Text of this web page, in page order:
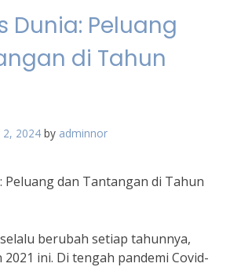
Dunia: Peluang
di Tahun
2, 2024 by adminnor
Peluang dan Tantangan di Tahun
berubah setiap tahunnya,
ini. Di tengah pandemi Covid-